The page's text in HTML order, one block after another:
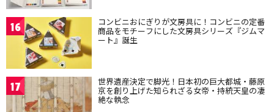
16 コンビニおにぎりが文房具に！コンビニの定番
商品をモチーフにした文房具シリーズ『ジムマ
ート』誕生
17 世界遺産決定で脚光！日本初の巨大都城・藤原
京を創り上げた知られざる女帝・持統天皇の凄
絶な執念